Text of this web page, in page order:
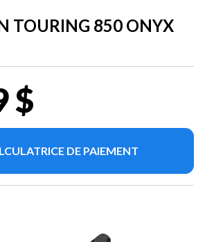
TOURING 850 ONYX
$
DE PAIEMENT